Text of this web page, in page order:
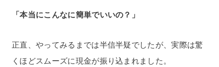
「本当にこんなに簡単でいいの？」
正直、やってみるまでは半信半疑でしたが、実際は驚
くほどスムーズに現金が振り込まれました。